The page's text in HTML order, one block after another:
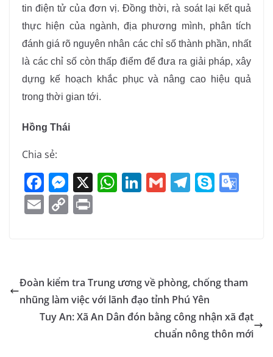
tin điện tử của đơn vị. Đồng thời, rà soát lại kết quả
thực hiện của ngành, địa phương mình, phân tích
đánh giá rõ nguyên nhân các chỉ số thành phần, nhất
là các chỉ số còn thấp điểm để đưa ra giải pháp, xây
dựng kế hoạch khắc phục và nâng cao hiệu quả
trong thời gian tới.
Hồng Thái
Chia sẻ:
F
a
c
o
o
k
M
e
ss
g
er
X W
p
p
Li
n
G T
m
S
Tr
n
sl
E C
Li
n
k
Đoàn kiểm tra Trung ương về phòng, chống tham
nhũng làm việc với lãnh đạo tỉnh Phú Yên
Tuy An: Xã An Dân đón bằng công nhận xã đạt
chuẩn nông thôn mới